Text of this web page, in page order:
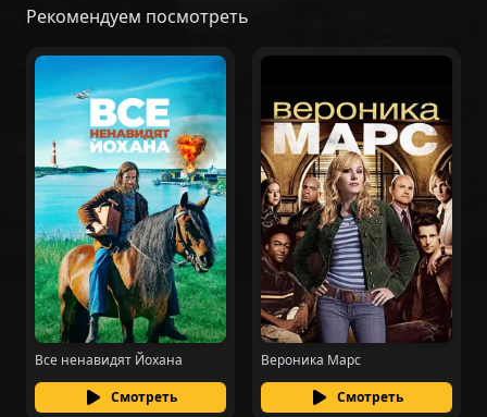
Рекомендуем посмотреть
Все ненавидят Йохана
Смотреть
Вероника Марс
Смотреть